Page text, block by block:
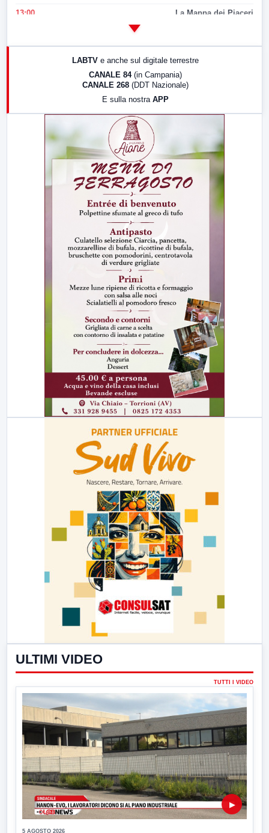
13:00 La Mappa dei Piaceri
LABTV e anche sul digitale terrestre
CANALE 84 (in Campania)
CANALE 268 (DDT Nazionale)
E sulla nostra APP
ULTIMI VIDEO
TUTTI I VIDEO
▶
5 AGOSTO 2026